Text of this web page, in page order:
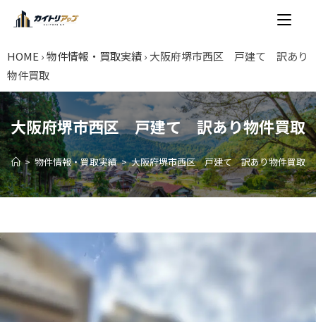
HOME ›物件情報・買取実績› 大阪府堺市西区 戸建て 訳あり
物件買取
大阪府堺市西区 戸建て 訳あり物件買取
> 物件情報・買取実績 > 大阪府堺市西区 戸建て 訳あり物件買取